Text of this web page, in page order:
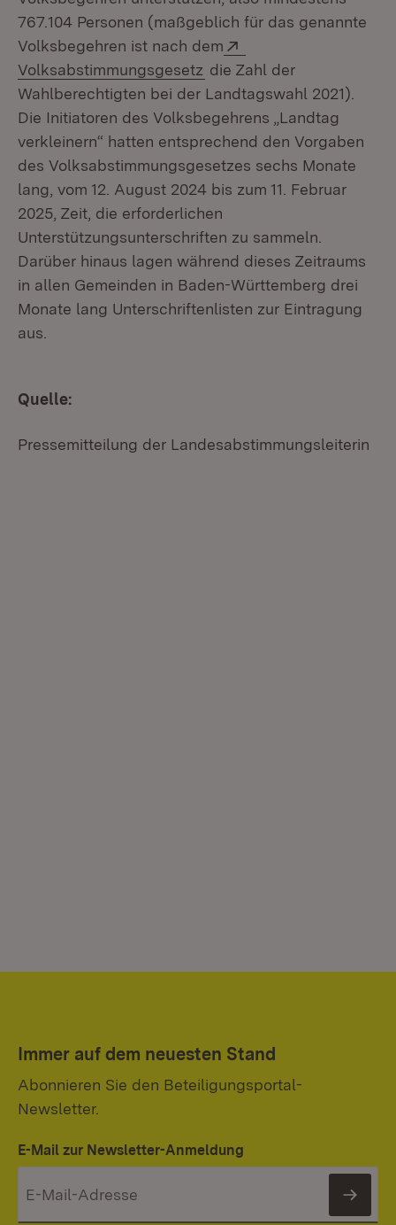
767.104 Personen (maßgeblich für das genannte
Volksbegehren ist nach dem
Volksabstimmungsgesetz (Öffnet in neuem Fenster)
die Zahl der
Wahlberechtigten bei der Landtagswahl 2021).
Die Initiatoren des Volksbegehrens „Landtag
verkleinern“ hatten entsprechend den Vorgaben
des Volksabstimmungsgesetzes sechs Monate
lang, vom 12. August 2024 bis zum 11. Februar
2025, Zeit, die erforderlichen
Unterstützungsunterschriften zu sammeln.
Darüber hinaus lagen während dieses Zeitraums
in allen Gemeinden in Baden-Württemberg drei
Monate lang Unterschriftenlisten zur Eintragung
aus.
Quelle:
Pressemitteilung der Landesabstimmungsleiterin
Immer auf dem neuesten Stand
Abonnieren Sie den Beteiligungsportal-
Newsletter.
E-Mail zur Newsletter-Anmeldung